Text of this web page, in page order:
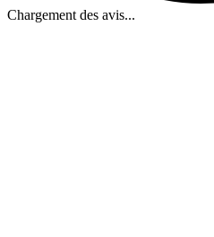
Chargement des avis...